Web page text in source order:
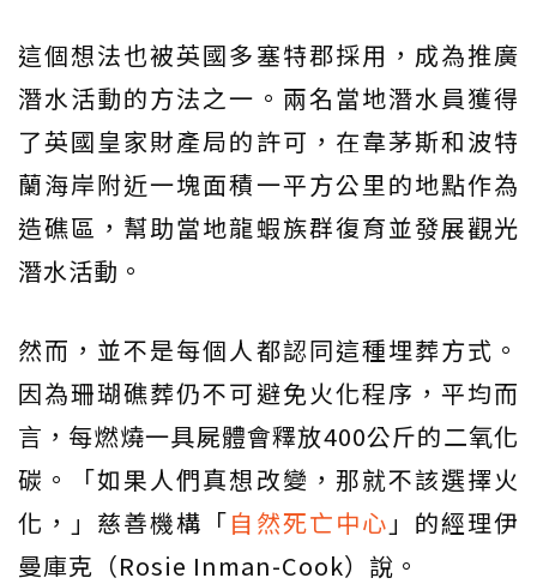
這個想法也被英國多塞特郡採用，成為推廣
潛水活動的方法之一。兩名當地潛水員獲得
了英國皇家財產局的許可，在韋茅斯和波特
蘭海岸附近一塊面積一平方公里的地點作為
造礁區，幫助當地龍蝦族群復育並發展觀光
潛水活動。
然而，並不是每個人都認同這種埋葬方式。
因為珊瑚礁葬仍不可避免火化程序，平均而
言，每燃燒一具屍體會釋放400公斤的二氧化
碳。「如果人們真想改變，那就不該選擇火
化，」慈善機構「自然死亡中心 」的經理伊
曼庫克（Rosie Inman-Cook）說。